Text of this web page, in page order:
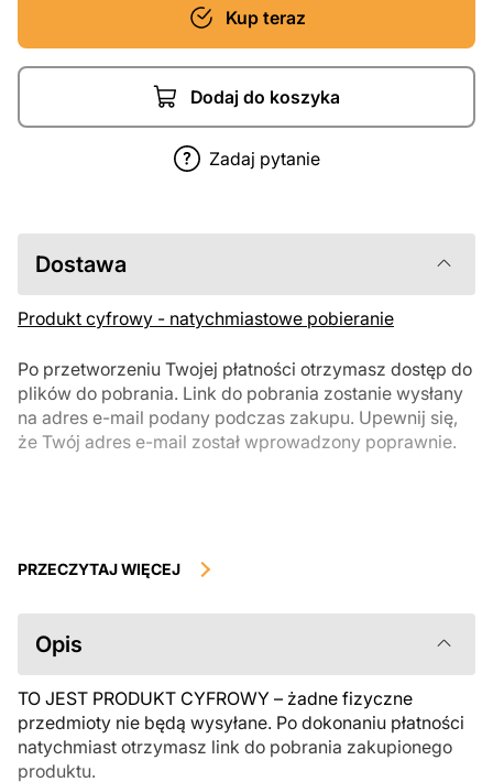
Kup teraz
Dodaj do koszyka
Zadaj pytanie
Dostawa
Produkt cyfrowy - natychmiastowe pobieranie
Po przetworzeniu Twojej płatności otrzymasz dostęp do
plików do pobrania. Link do pobrania zostanie wysłany
na adres e-mail podany podczas zakupu. Upewnij się,
że Twój adres e-mail został wprowadzony poprawnie.
podlegają zwrotowi ani wymianie po ich pobraniu. Zalecamy
przed zakupem. Jeśli masz jakiekolwiek problemy z zamówieniem,
skontaktuj się bezpośrednio ze sprzedawcą.
PRZECZYTAJ WIĘCEJ
Opis
TO JEST PRODUKT CYFROWY – żadne fizyczne
przedmioty nie będą wysyłane. Po dokonaniu płatności
natychmiast otrzymasz link do pobrania zakupionego
produktu.